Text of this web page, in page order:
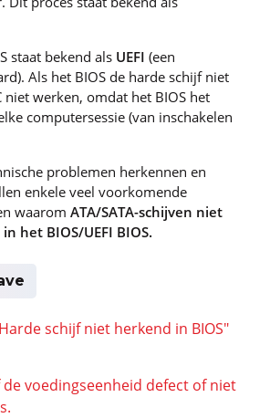
staat bekend als UEFI (een
Als het BIOS de harde schijf niet
niet werken, omdat het BIOS het
computersessie (van inschakelen
problemen herkennen en
enkele veel voorkomende
waarom ATA/SATA-schijven niet
het BIOS/UEFI BIOS.
schijf niet herkend in BIOS"
voedingseenheid defect of niet